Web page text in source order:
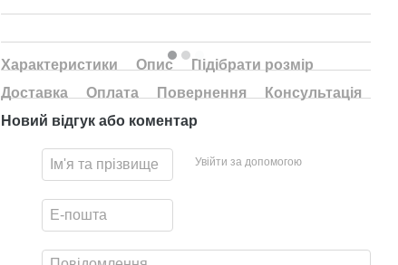
Характеристики Опис
Підібрати розмір
Доставка
Оплата Повернення
Консультація
Новий відгук або коментар
Увійти за допомогою